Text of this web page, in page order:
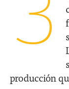
3
producción